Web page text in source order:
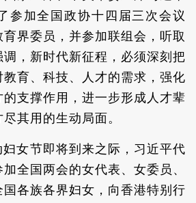
参加全国政协十四届三次会议
界委员，并参加联组会，听取
，新时代新征程，必须深刻把
育、科技、人才的需求，强化
支撑作用，进一步形成人才辈
其用的生动局面。
妇女节即将到来之际，习近平代
全国两会的女代表、女委员、
各族各界妇女，向香港特别行